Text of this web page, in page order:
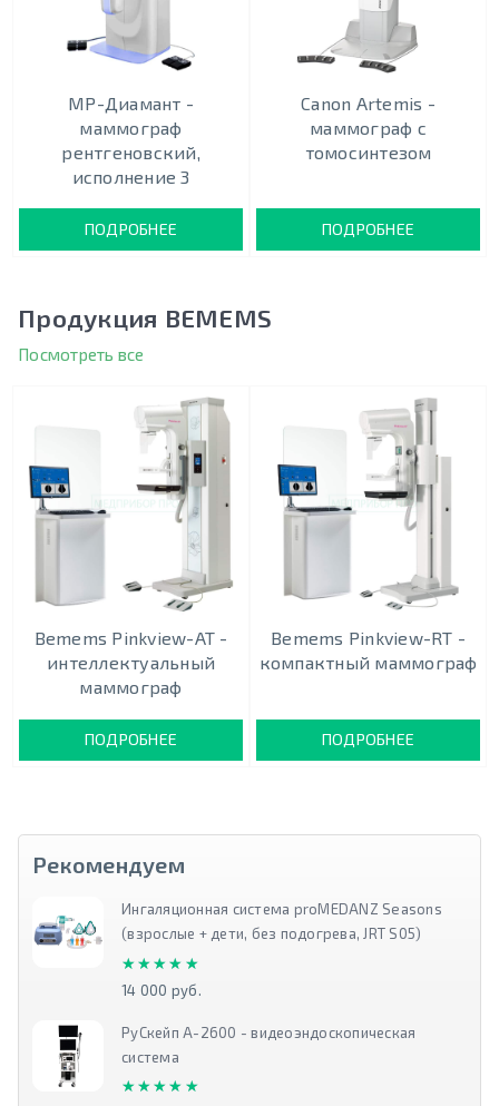
МР-Диамант -
маммограф
рентгеновский,
исполнение 3
ПОДРОБНЕЕ
Canon Artemis -
маммограф с
томосинтезом
ПОДРОБНЕЕ
Продукция BEMEMS
Посмотреть все
Bemems Pinkview-AT -
интеллектуальный
маммограф
ПОДРОБНЕЕ
Bemems Pinkview-RT -
компактный маммограф
ПОДРОБНЕЕ
Рекомендуем
Ингаляционная система proMEDANZ Seasons
(взрослые + дети, без подогрева, JRT S05)
★★★★★
★★★★★
14 000 руб.
РуСкейп А-2600 - видеоэндоскопическая
система
★★★★★
★★★★★